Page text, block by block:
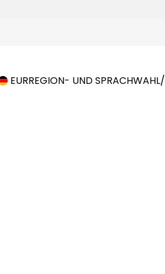
EURREGION- UND SPRACHWAHL/